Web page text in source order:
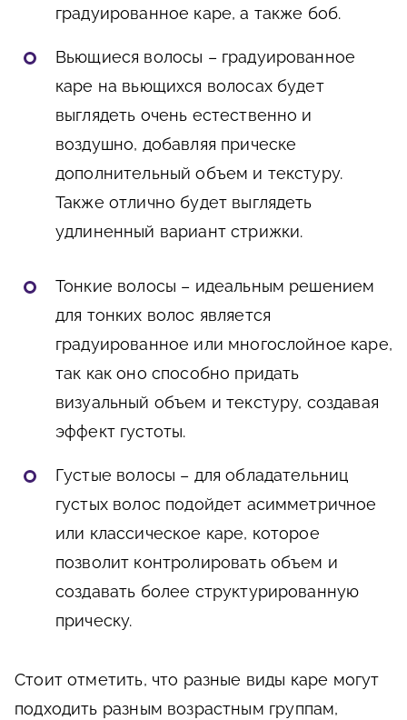
градуированное каре, а также боб.
Вьющиеся волосы – градуированное
каре на вьющихся волосах будет
выглядеть очень естественно и
воздушно, добавляя прическе
дополнительный объем и текстуру.
Также отлично будет выглядеть
удлиненный вариант стрижки.
Тонкие волосы – идеальным решением
для тонких волос является
градуированное или многослойное каре,
так как оно способно придать
визуальный объем и текстуру, создавая
эффект густоты.
Густые волосы – для обладательниц
густых волос подойдет асимметричное
или классическое каре, которое
позволит контролировать объем и
создавать более структурированную
прическу.
Стоит отметить, что разные виды каре могут
подходить разным возрастным группам,